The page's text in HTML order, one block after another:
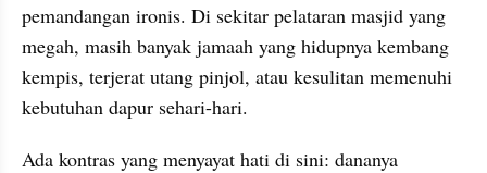
pemandangan ironis. Di sekitar pelataran masjid yang
megah, masih banyak jamaah yang hidupnya kembang
kempis, terjerat utang pinjol, atau kesulitan memenuhi
kebutuhan dapur sehari-hari.
Ada kontras yang menyayat hati di sini: dananya